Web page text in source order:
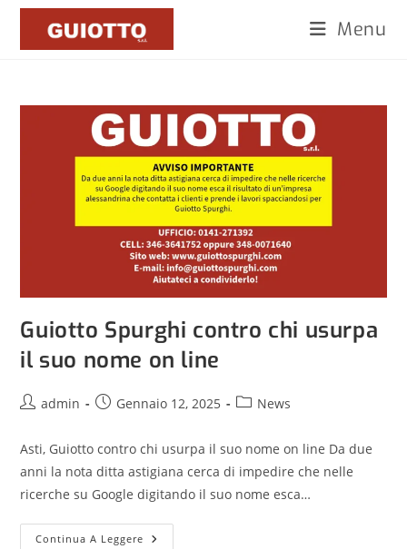
Menu
Guiotto Spurghi contro chi usurpa
il suo nome on line
admin Gennaio 12, 2025 News
Asti, Guiotto contro chi usurpa il suo nome on line Da due
anni la nota ditta astigiana cerca di impedire che nelle
ricerche su Google digitando il suo nome esca…
Continua A Leggere